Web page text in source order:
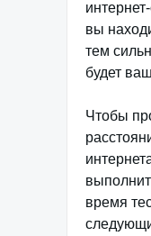
вы
тем
будет
Чтобы
время